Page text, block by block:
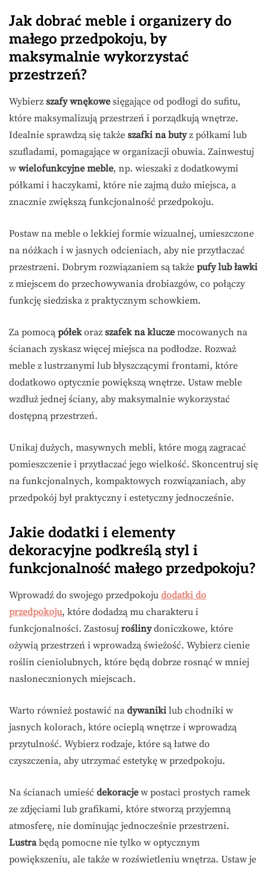
Jak dobrać meble i organizery do
małego przedpokoju, by
maksymalnie wykorzystać
przestrzeń?
Wybierz szafy wnękowe sięgające od podłogi do sufitu,
które maksymalizują przestrzeń i porządkują wnętrze.
Idealnie sprawdzą się także szafki na butyz półkami lub
szufladami, pomagające w organizacji obuwia. Zainwestuj
w wielofunkcyjne meble, np. wieszaki z dodatkowymi
półkami i haczykami, które nie zajmą dużo miejsca, a
znacznie zwiększą funkcjonalność przedpokoju.
Postaw na meble o lekkiej formie wizualnej, umieszczone
na nóżkach i w jasnych odcieniach, aby nie przytłaczać
przestrzeni. Dobrym rozwiązaniem są także pufy lub ławki
z miejscem do przechowywania drobiazgów, co połączy
funkcję siedziska z praktycznym schowkiem.
Za pomocą półekoraz szafek na klucze mocowanych na
ścianach zyskasz więcej miejsca na podłodze. Rozważ
meble z lustrzanymi lub błyszczącymi frontami, które
dodatkowo optycznie powiększą wnętrze. Ustaw meble
wzdłuż jednej ściany, aby maksymalnie wykorzystać
dostępną przestrzeń.
Unikaj dużych, masywnych mebli, które mogą zagracać
pomieszczenie i przytłaczać jego wielkość. Skoncentruj się
na funkcjonalnych, kompaktowych rozwiązaniach, aby
przedpokój był praktyczny i estetyczny jednocześnie.
Jakie dodatki i elementy
dekoracyjne podkreślą styl i
funkcjonalność małego przedpokoju?
Wprowadź do swojego przedpokoju dodatki do
przedpokoju, które dodadzą mu charakteru i
funkcjonalności. Zastosuj roślinydoniczkowe, które
ożywią przestrzeń i wprowadzą świeżość. Wybierz cienie
roślin cieniolubnych, które będą dobrze rosnąć w mniej
nasłonecznionych miejscach.
Warto również postawić na dywaniki lub chodniki w
jasnych kolorach, które ocieplą wnętrze i wprowadzą
przytulność. Wybierz rodzaje, które są łatwe do
czyszczenia, aby utrzymać estetykę w przedpokoju.
Na ścianach umieść dekoracje w postaci prostych ramek
ze zdjęciami lub grafikami, które stworzą przyjemną
atmosferę, nie dominując jednocześnie przestrzeni.
Lustrabędą pomocne nie tylko w optycznym
powiększeniu, ale także w rozświetleniu wnętrza. Ustaw je